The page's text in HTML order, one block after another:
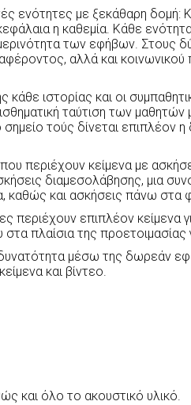
ενότητες με ξεκάθαρη δομή:
η καθεμία. Κάθε ενότητα
των εφήβων. Στους
αλλά και
κάθε ιστορίας και οι
ταύτιση των μαθητών
τούς δίνεται επιπλέον
περιέχουν κείμενα με
διαμεσολάβησης, μια
και ασκήσεις πάνω στα
περιέχουν επιπλέον κείμενα
πλαίσια της προετοιμασίας
μέσω της δωρεάν
και βίντεο.
και όλο το ακουστικό υλικό.